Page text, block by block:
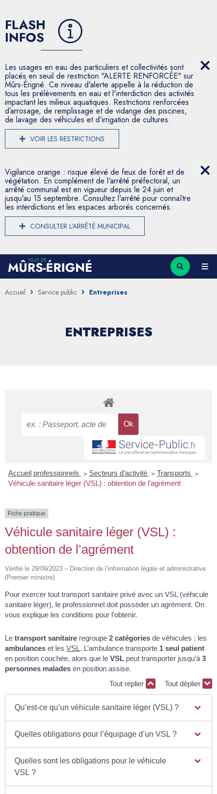
FLASH
INFOS
Les usages en eau des particuliers et collectivités sont
placés en seuil de restriction "ALERTE RENFORCÉE" sur
Mûrs-Érigné. Ce niveau d'alerte appelle à la réduction de
tous les prélèvements en eau et l'interdiction des activités
impactant les milieux aquatiques. Restrictions renforcées
d’arrosage, de remplissage et de vidange des piscines,
de lavage des véhicules et d’irrigation de cultures.
VOIR LES RESTRICTIONS
Vigilance orange : risque élevé de feux de forêt et de
végétation. En complément de l'arrêté préfectoral, un
arrêté communal est en vigueur depuis le 24 juin et
jusqu'au 15 septembre. Consultez l'arrêté pour connaître
les interdictions et les espaces arborés concernés.
CONSULTER L'ARRÊTÉ MUNICIPAL
Accueil Service public Entreprises
ENTREPRISES
Accueil professionnels > Secteurs d’activité > Transports >
Véhicule sanitaire léger (VSL) : obtention de l’agrément
Fiche pratique
Véhicule sanitaire léger (VSL) :
obtention de l’agrément
Vérifié le 29/09/2023 – Direction de l’information légale et administrative
(Premier ministre)
Pour exercer tout transport sanitaire privé avec un VSL (véhicule
sanitaire léger), le professionnel doit posséder un agrément. On
vous explique les conditions pour l’obtenir.
Le transport sanitaire regroupe 2 catégories de véhicules : les
ambulances et les VSL. L’ambulance transporte 1 seul patient
en position couchée, alors que le VSL peut transporter jusqu’à 3
personnes malades en position assise.
Tout replier
Tout déplier
Qu’est-ce qu’un véhicule sanitaire léger (VSL) ?
Quelles obligations pour l’équipage d’un VSL ?
Quelles sont les obligations pour le véhicule
VSL ?